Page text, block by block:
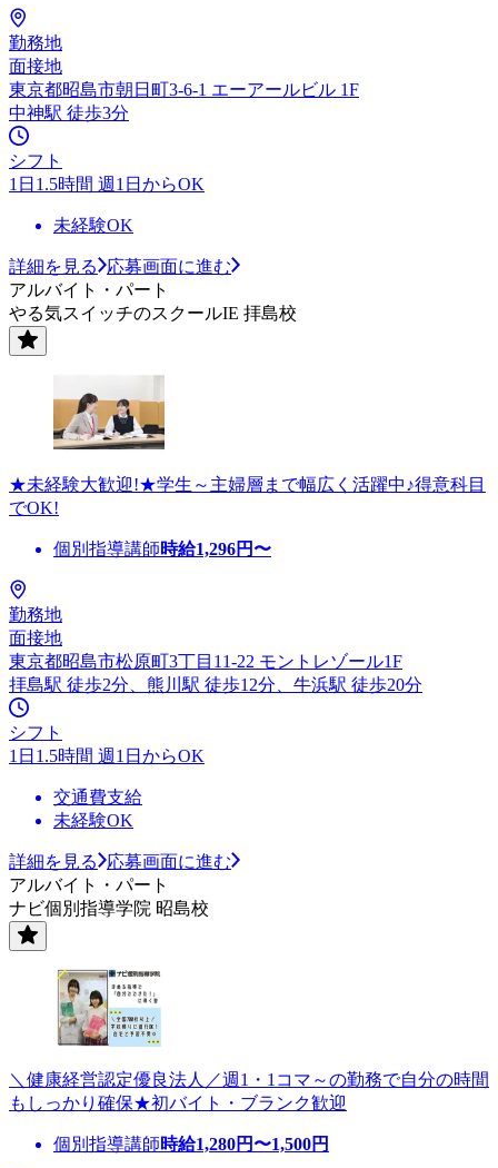
勤務地
面接地
東京都昭島市朝日町3-6-1 エーアールビル 1F
中神駅 徒歩3分
シフト
1日1.5時間 週1日からOK
未経験OK
詳細を見る
応募画面に進む
アルバイト・パート
やる気スイッチのスクールIE 拝島校
★未経験大歓迎!★学生～主婦層まで幅広く活躍中♪得意科目
でOK!
個別指導講師時給1,296円〜
勤務地
面接地
東京都昭島市松原町3丁目11-22 モントレゾール1F
拝島駅 徒歩2分、熊川駅 徒歩12分、牛浜駅 徒歩20分
シフト
1日1.5時間 週1日からOK
交通費支給
未経験OK
詳細を見る
応募画面に進む
アルバイト・パート
ナビ個別指導学院 昭島校
＼健康経営認定優良法人／週1・1コマ～の勤務で自分の時間
もしっかり確保★初バイト・ブランク歓迎
個別指導講師時給1,280円〜1,500円